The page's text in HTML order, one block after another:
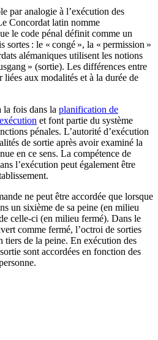
par analogie à l’exécution des
Concordat latin nomme
le code pénal définit comme un
sortes : le « congé », la « permission »
alémaniques utilisent les notions
» (sortie). Les différences entre
aux modalités et à la durée de
la fois dans la planification de
et font partie du système
pénales. L’autorité d’exécution
de sortie après avoir examiné la
en ce sens. La compétence de
l’exécution peut également être
ne peut être accordée que lorsque
un sixième de sa peine (en milieu
celle-ci (en milieu fermé). Dans le
comme fermé, l’octroi de sorties
tiers de la peine. En exécution des
sont accordées en fonction des